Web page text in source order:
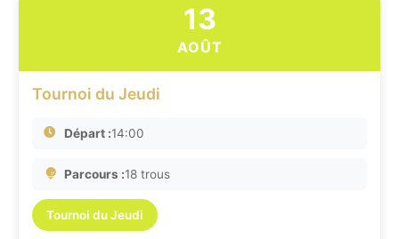
13
AOÛT
Tournoi du Jeudi
Départ :14:00
Parcours :18 trous
Tournoi du Jeudi